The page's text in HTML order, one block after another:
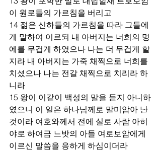
이 원로들의 가르침을 버리고
14 젊은 신하들의 가르침을 따라 그들에
게 말하여 이르되 내 아버지는 너희의 멍
에를 무겁게 하였으나 나는 더 무겁게 할
지라 내 아버지는 가죽 채찍으로 너희를
치셨으나 나는 전갈 채찍으로 치리라 하
니라
15 왕이 이같이 백성의 말을 듣지 아니하
였으니 이 일은 하나님께로 말미암아 난
것이라 여호와께서 전에 실로 사람 아히
야로 하여금 느밧의 아들 여로보암에게
이르신 말씀을 응하게 하심이더라